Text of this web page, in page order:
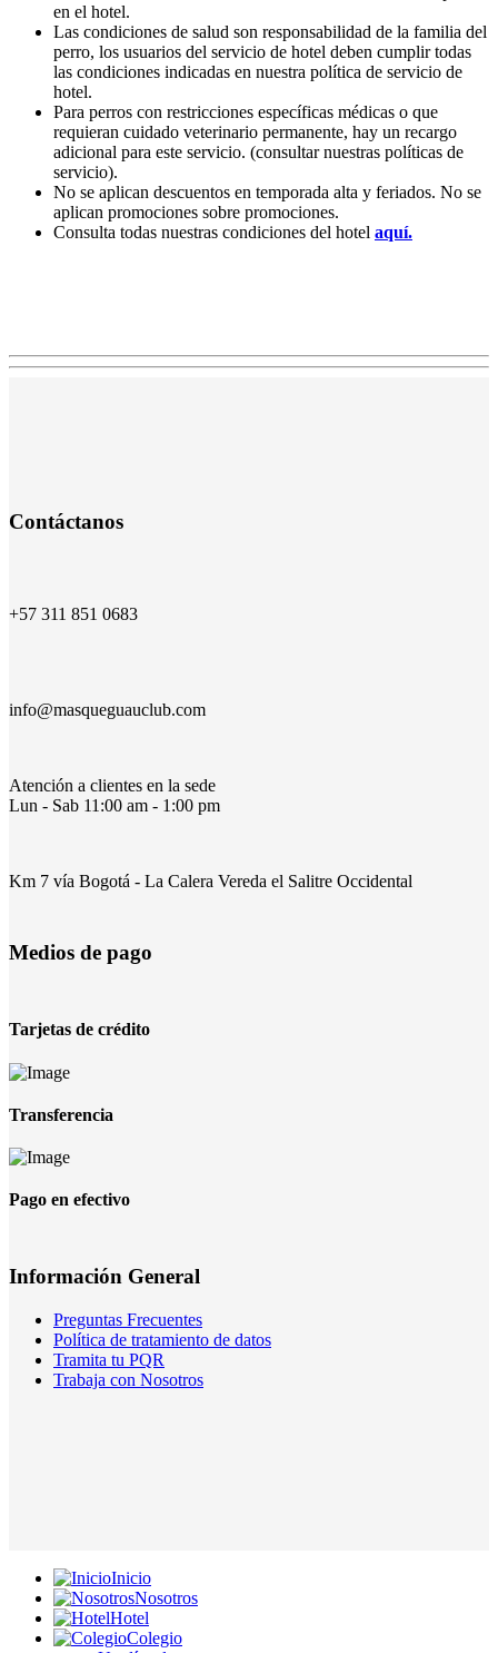
en el hotel.
Las condiciones de salud son responsabilidad de la familia del
perro, los usuarios del servicio de hotel deben cumplir todas
las condiciones indicadas en nuestra política de servicio de
hotel.
Para perros con restricciones específicas médicas o que
requieran cuidado veterinario permanente, hay un recargo
adicional para este servicio. (consultar nuestras políticas de
servicio).
No se aplican descuentos en temporada alta y feriados. No se
aplican promociones sobre promociones.
Consulta todas nuestras condiciones del hotel aquí.
Contáctanos
+57 311 851 0683
info@masqueguauclub.com
Atención a clientes en la sede
Lun - Sab 11:00 am - 1:00 pm
Km 7 vía Bogotá - La Calera Vereda el Salitre Occidental
Medios de pago
Tarjetas de crédito
Transferencia
Pago en efectivo
Información General
Preguntas Frecuentes
Política de tratamiento de datos
Tramita tu PQR
Trabaja con Nosotros
Inicio
Nosotros
Hotel
Colegio